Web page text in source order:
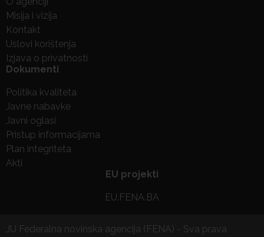
Misija i vizija
Kontakt
Uslovi korištenja
Izjava o privatnosti
Dokumenti
Politika kvaliteta
Javne nabavke
Javni oglasi
Pristup informacijama
Plan integriteta
Akti
EU projekti
EU.FENA.BA
JU Federalna novinska agencija (FENA) - Sva prava